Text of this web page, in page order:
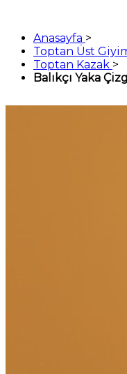
Anasayfa >
Toptan Üst
Toptan Kazak >
Balıkçı Yaka